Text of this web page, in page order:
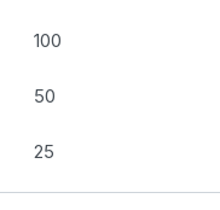
100
50
25